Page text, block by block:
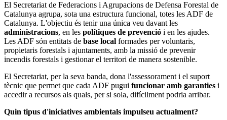
El Secretariat de Federacions i Agrupacions de Defensa Forestal de
Catalunya agrupa, sota una estructura funcional, totes les ADF de
Catalunya. L'objectiu és tenir una única veu davant les
administracions, en les polítiques de prevenció i en les ajudes.
Les ADF són entitats de base local formades per voluntaris,
propietaris forestals i ajuntaments, amb la missió de prevenir
incendis forestals i gestionar el territori de manera sostenible.
El Secretariat, per la seva banda, dona l'assessorament i el suport
tècnic que permet que cada ADF pugui funcionar amb garanties i
accedir a recursos als quals, per si sola, difícilment podria arribar.
Quin tipus d'iniciatives ambientals impulseu actualment?